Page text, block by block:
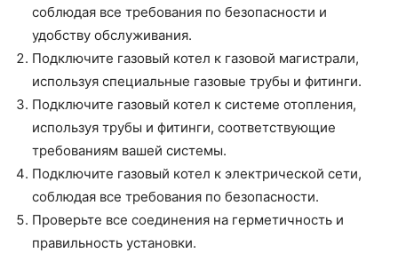
соблюдая все требования по безопасности и
удобству обслуживания.
Подключите газовый котел к газовой магистрали,
используя специальные газовые трубы и фитинги.
Подключите газовый котел к системе отопления,
используя трубы и фитинги, соответствующие
требованиям вашей системы.
Подключите газовый котел к электрической сети,
соблюдая все требования по безопасности.
Проверьте все соединения на герметичность и
правильность установки.